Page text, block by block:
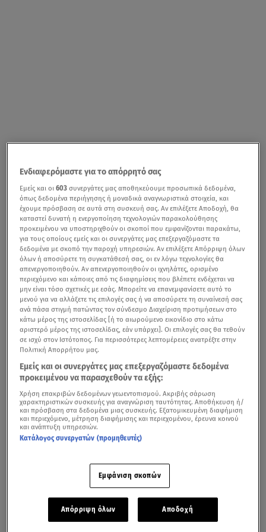
Ενδιαφερόμαστε για το απόρρητό σας
Εμείς και οι603 συνεργάτες μας αποθηκεύουμε προσωπικά δεδομένα,
όπως δεδομένα περιήγησης ή μοναδικά αναγνωριστικά στοιχεία, και
έχουμε πρόσβαση σε αυτά στη συσκευή σας. Αν επιλέξετε Αποδοχή, θα
καταστεί δυνατή η ενεργοποίηση τεχνολογιών παρακολούθησης
προκειμένου να υποστηριχθούν οι σκοποί που εμφανίζονται παρακάτω,
για τους οποίους εμείς και οι συνεργάτες μας επεξεργαζόμαστε τα
δεδομένα με σκοπό την παροχή υπηρεσιών. Αν επιλέξετε Απόρριψη όλων
όλων ή αποσύρετε τη συγκατάθεσή σας, οι εν λόγω τεχνολογίες θα
απενεργοποιηθούν. Αν απενεργοποιηθούν οι ιχνηλάτες, ορισμένο
περιεχόμενο και κάποιες από τις διαφημίσεις που βλέπετε ενδέχεται να
μην είναι τόσο σχετικές με εσάς. Μπορείτε να επανεμφανίσετε αυτό το
μενού για να αλλάξετε τις επιλογές σας ή να αποσύρετε τη συναίνεσή σας
ανά πάσα στιγμή πατώντας τον σύνδεσμο Διαχείριση προτιμήσεων στο
κάτω μέρος της ιστοσελίδας [ή το αιωρούμενο εικονίδιο στο κάτω
αριστερό μέρος της ιστοσελίδας, εάν υπάρχει]. Οι επιλογές σας θα τεθούν
σε ισχύ στον Ιστότοπος. Για περισσότερες λεπτομέρειες ανατρέξτε στην
Πολιτική Απορρήτου μας.
Εμείς και οι συνεργάτες μας επεξεργαζόμαστε δεδομένα
προκειμένου να παρασχεθούν τα εξής:
Χρήση επακριβών δεδομένων γεωεντοπισμού. Ακριβής σάρωση
χαρακτηριστικών συσκευής για αναγνώριση ταυτότητας. Αποθήκευση ή/
και πρόσβαση στα δεδομένα μιας συσκευής. Εξατομικευμένη διαφήμιση
και περιεχόμενο, μέτρηση διαφήμισης και περιεχομένου, έρευνα κοινού
και ανάπτυξη υπηρεσιών.
Κατάλογος συνεργατών (προμηθευτές)
Εμφάνιση σκοπών
Απόρριψη όλων Αποδοχή